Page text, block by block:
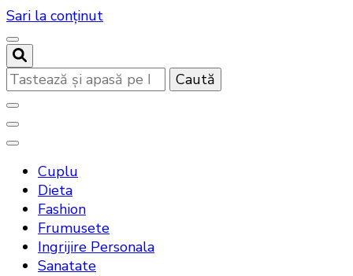
Sari la conținut
Cauți
ceva?
Bandoux
Cuplu
Dieta
Fashion
Frumusete
Ingrijire Personala
Sanatate